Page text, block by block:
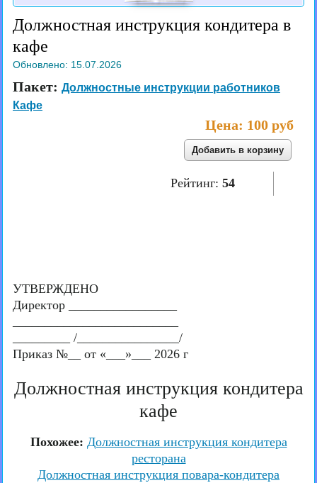
Должностная инструкция кондитера в
кафе
Обновлено: 15.07.2026
Пакет: Должностные инструкции работников
Кафе
Цена: 100 руб
Рейтинг: 54
УТВЕРЖДЕНО
Директор _________________
_________ /________________/
Приказ №__ от «___»___ 2026 г
Должностная инструкция кондитера
кафе
Похожее: Должностная инструкция кондитера
ресторана
Должностная инструкция повара-кондитера